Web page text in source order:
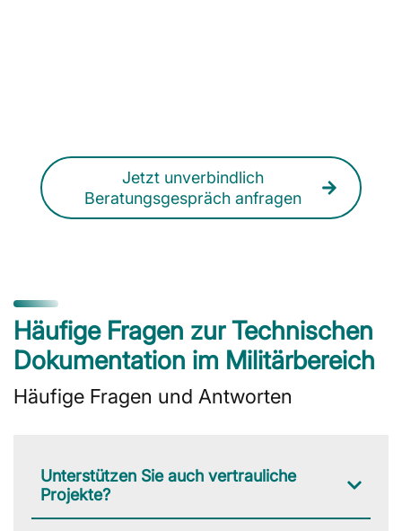
Jetzt unverbindlich
Beratungsgespräch anfragen
Häufige Fragen zur Technischen
Dokumentation im Militärbereich
Häufige Fragen und Antworten
Unterstützen Sie auch vertrauliche
Projekte?